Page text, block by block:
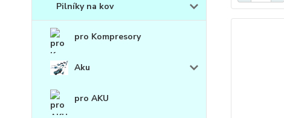
Pilníky na kov
pro Kompresory
Aku
pro AKU